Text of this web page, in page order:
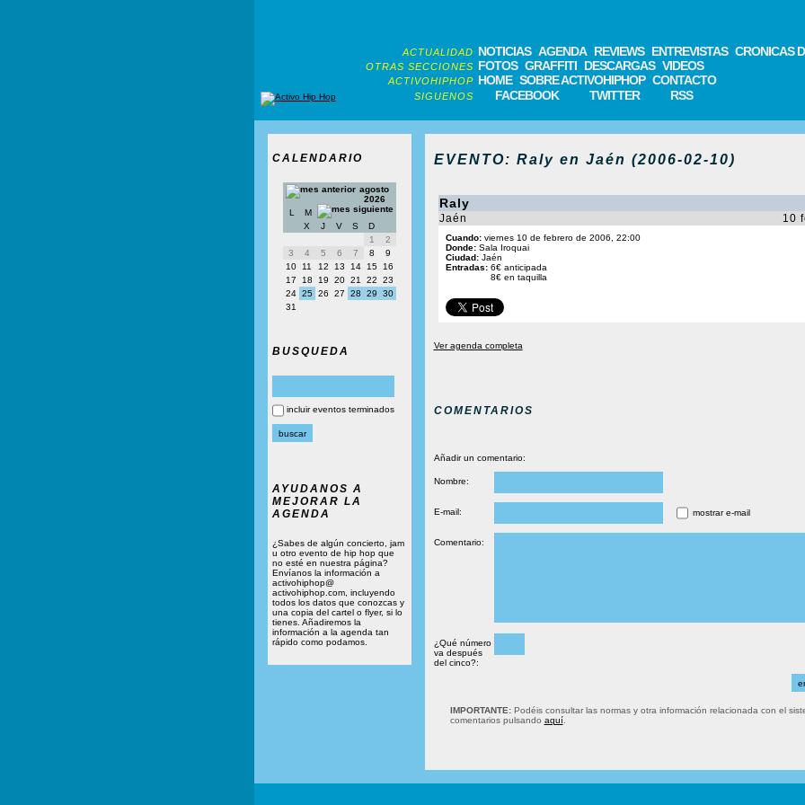
ACTUALIDAD NOTICIAS AGENDA REVIEWS ENTREVISTAS CRONICAS
OTRAS SECCIONES FOTOS GRAFFITI DESCARGAS VIDEOS
ACTIVOHIPHOP HOME SOBRE ACTIVOHIPHOP CONTACTO
SIGUENOS FACEBOOK TWITTER RSS
CALENDARIO
agosto
2026
L
M
X
J V S
D
1
2
3
4 5 6 7 8
9
10
11 12 13 14 15
16
17
18 19 20 21 22
23
24 25 26 27 28 29
30
31
BUSQUEDA
incluir eventos terminados
AYUDANOS A
MEJORAR LA
AGENDA
¿Sabes de algún concierto, jam
u otro evento de hip hop que
no esté en nuestra página?
Envíanos la información a
activohiphop@
activohiphop.com, incluyendo
todos los datos que conozcas y
una copia del cartel o flyer, si lo
tienes. Añadiremos la
información a la agenda tan
rápido como podamos.
EVENTO: Raly en Jaén (2006-02-10)
Raly
Jaén 10
Cuando:viernes 10 de febrero de 2006, 22:00
Donde:Sala Iroquai
Ciudad:Jaén
Entradas: 6€ anticipada
8€ en taquilla
Ver agenda completa
COMENTARIOS
Añadir un comentario:
Nombre:
E-mail: mostrar e-mail
Comentario:
¿Qué número
va después
del cinco?:
IMPORTANTE:Podéis consultar las normas y otra información relacionada con el
comentarios pulsando aquí.